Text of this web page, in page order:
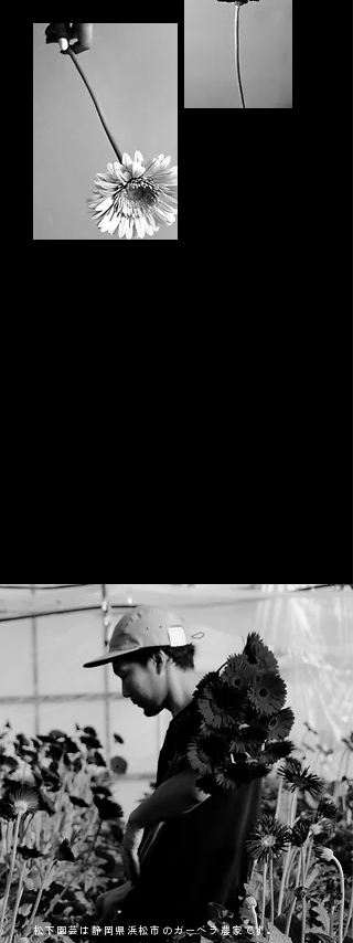
松下園芸は静岡県浜松市のガーベラ農家です。